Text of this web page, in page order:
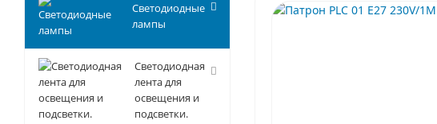
Светодиодные
лампы
Светодиодная
лента для
освещения и
подсветки.